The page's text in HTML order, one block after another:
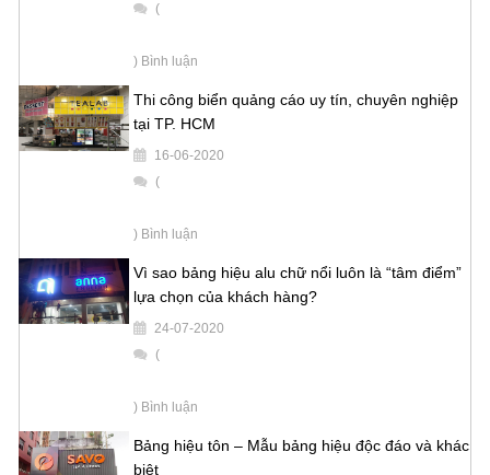
(
) Bình luận
Thi công biển quảng cáo uy tín, chuyên nghiệp
tại TP. HCM
16-06-2020
(
) Bình luận
Vì sao bảng hiệu alu chữ nổi luôn là “tâm điểm”
lựa chọn của khách hàng?
24-07-2020
(
) Bình luận
Bảng hiệu tôn – Mẫu bảng hiệu độc đáo và khác
biệt